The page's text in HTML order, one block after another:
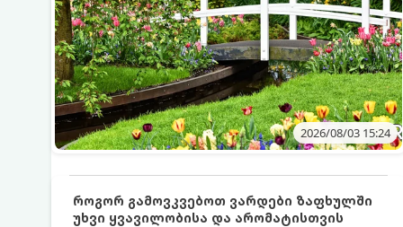
2026/08/03 15:24
როგორ გამოვკვებოთ ვარდები ზაფხულში
უხვი ყვავილობისა და არომატისთვის